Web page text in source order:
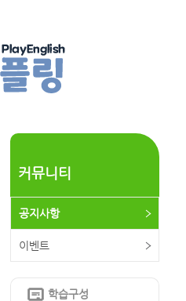
커뮤니티
공지사항
이벤트
학습구성